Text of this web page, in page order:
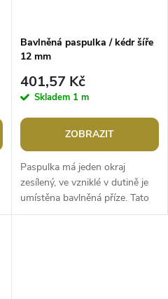
Bavlněná paspulka / kédr šíře
12 mm
401,57 Kč
Skladem 1 m
ZOBRAZIT
Paspulka má jeden okraj
zesílený, ve vzniklé v dutině je
umístěna bavlněná příze. Tato
lemovací stuha se používá ke